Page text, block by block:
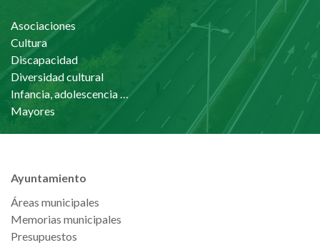
Asociaciones
Cultura
Discapacidad
Diversidad cultural
Infancia, adolescencia y familia
Mayores
Ayuntamiento
Áreas municipales
Memorias municipales
Presupuestos